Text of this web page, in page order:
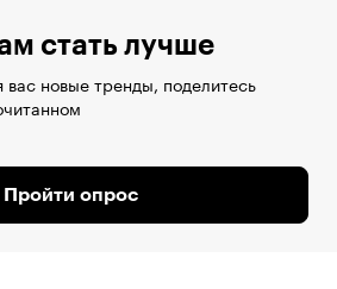
стать лучше
новые тренды, поделитесь
Пройти опрос